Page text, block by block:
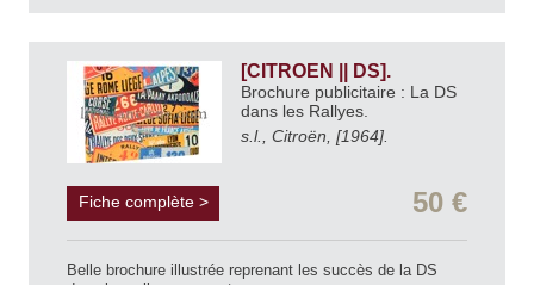
[CITROEN || DS].
Brochure publicitaire : La DS
dans les Rallyes.
s.l., Citroën, [1964].
Fiche complète > 50 €
Belle brochure illustrée reprenant les succès de la DS